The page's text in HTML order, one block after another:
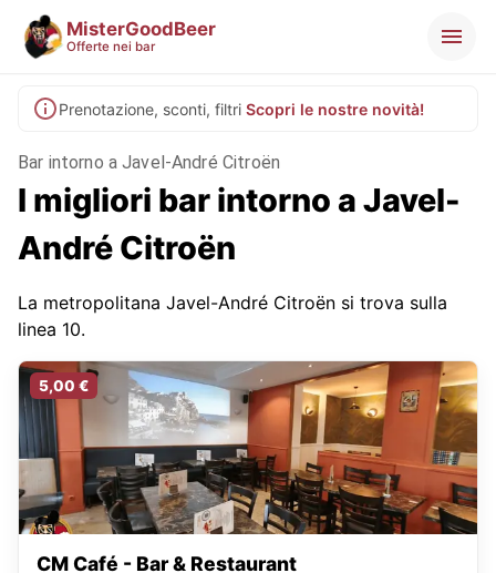
MisterGoodBeer
Offerte nei bar
Prenotazione, sconti, filtri Scopri le nostre novità!
Bar intorno a Javel-André Citroën
I migliori bar intorno a Javel-
André Citroën
La metropolitana Javel-André Citroën si trova sulla
linea 10.
5,00 €
CM Café - Bar & Restaurant